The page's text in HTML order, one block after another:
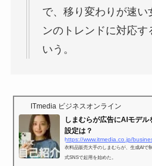
で、移り変わりが速い
ンのトレンドに対応す
いう。
ITmedia ビジネスオンライン
しまむらが広告にAIモデ
設定は？
衣料品販売大手のしまむらが、生成AIで
式SNSで起用を始めた。